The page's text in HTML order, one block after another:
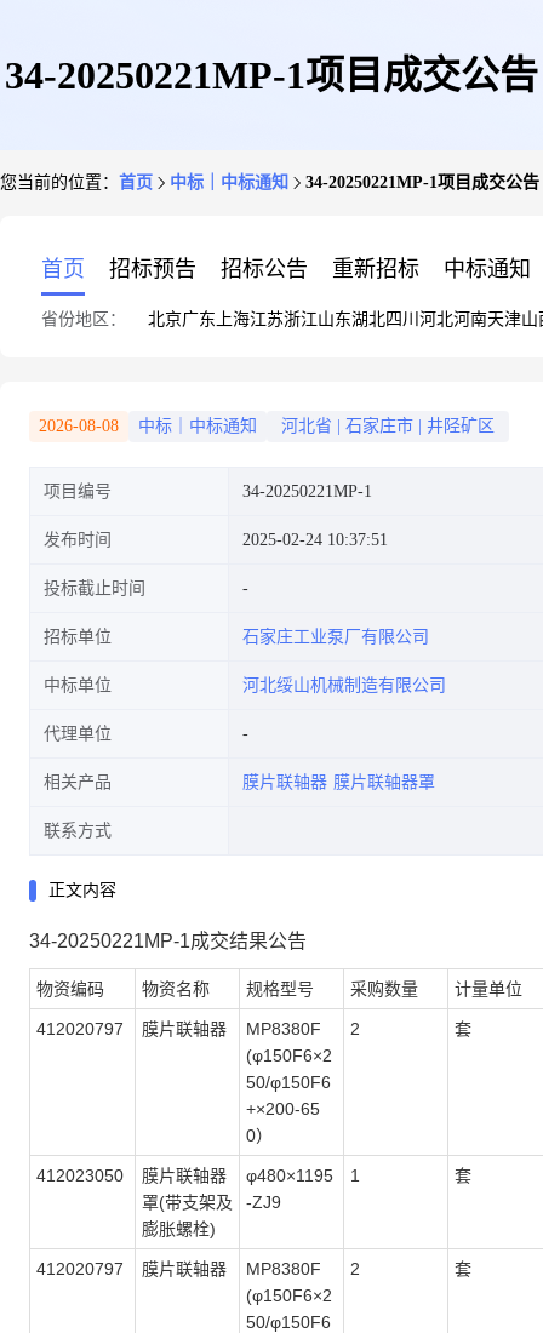
34-20250221MP-1项目成交公告
您当前的位置： 首页 中标｜中标通知 34-20250221MP-1项目成交公告
首页 招标预告 招标公告 重新招标 中标通知
省份地区： 北京广东 上海江苏浙江山东湖北四川 河北河南天津山
2026-08-08 中标｜中标通知 河北省 石家庄市 井陉矿区
项目编号 34-20250221MP-1
发布时间 2025-02-24 10:37:51
投标截止时间
招标单位 石家庄工业泵厂有限公司
中标单位 河北绥山机械制造有限公司
代理单位
相关产品 膜片联轴器 膜片联轴器罩
联系方式
正文内容
34-20250221MP-1成交结果公告
物资编码 物资名称 规格型号 采购数量 计量单位
412020797 膜片联轴器
MP8380F
(φ150F6×2
50/φ150F6
+×200-65
0）
2 套
412023050
膜片联轴器
罩(带支架及
膨胀螺栓)
φ480×1195
-ZJ9
1 套
412020797 膜片联轴器
MP8380F
(φ150F6×2
50/φ150F6
2 套